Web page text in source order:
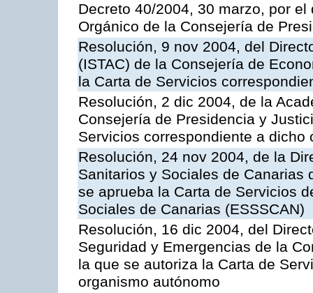
Decreto 40/2004, 30 marzo, por
Orgánico de la Consejería de
Resolución, 9 nov 2004, del
(ISTAC) de la Consejería de
la Carta de Servicios
Resolución, 2 dic 2004, de la
Consejería de Presidencia y
Servicios correspondiente a dicho
Resolución, 24 nov 2004, de la
Sanitarios y Sociales de Canarias
se aprueba la Carta de Servicios
Sociales de Canarias (ESSSCAN)
Resolución, 16 dic 2004, del
Seguridad y Emergencias de la
la que se autoriza la Carta de
organismo autónomo